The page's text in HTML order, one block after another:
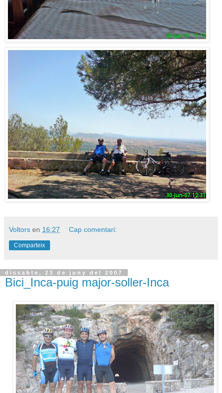
Voltors en 16:27 Cap comentari:
Comparteix
dissabte, 23 de juny del 2007
Bici_Inca-puig major-soller-Inca